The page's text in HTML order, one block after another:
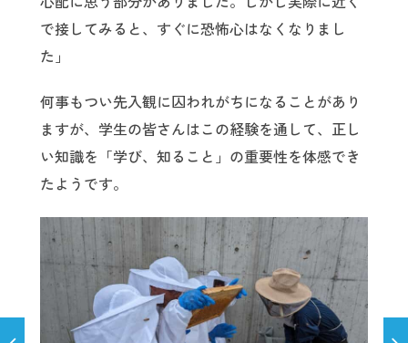
で接してみると、すぐに恐怖心はなくなりまし
た」
何事もつい先入観に囚われがちになることがあり
ますが、学生の皆さんはこの経験を通して、正し
い知識を「学び、知ること」の重要性を体感でき
たようです。